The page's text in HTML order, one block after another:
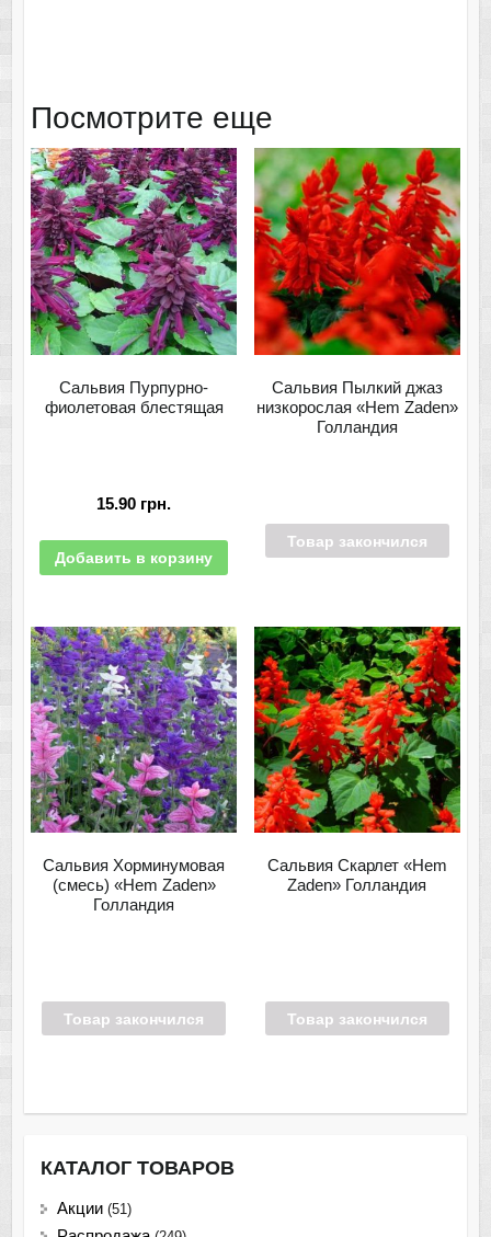
Посмотрите еще
Сальвия Пурпурно-
фиолетовая блестящая
15.90 грн.
Добавить в корзину
Сальвия Пылкий джаз
низкорослая «Hem Zaden»
Голландия
Товар закончился
Сальвия Хорминумовая
(смесь) «Hem Zaden»
Голландия
Товар закончился
Сальвия Скарлет «Hem
Zaden» Голландия
Товар закончился
КАТАЛОГ ТОВАРОВ
Акции (51)